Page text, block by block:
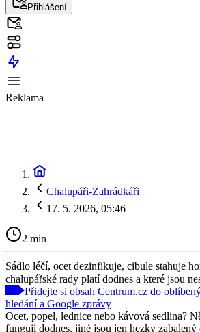
Přihlášení
Reklama
Chalupáři-Zahrádkáři
17. 5. 2026, 05:46
2 min
Sádlo léčí, ocet dezinfikuje, cibule stahuje
chalupářské rady platí dodnes a které jsou
Přidejte si obsah Centrum.cz do
hledání a Google zprávy
Ocet, popel, lednice nebo kávová sedlina?
fungují dodnes, jiné jsou jen hezky